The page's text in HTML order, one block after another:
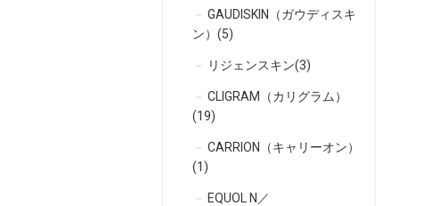
GAUDISKIN（ガウディスキ
ン）(5)
リジェンスキン(3)
CLIGRAM（カリグラム）
(19)
CARRION（キャリーオン）
(1)
EQUOL N／